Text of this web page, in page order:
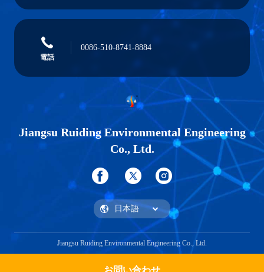
お問い合わせ
電話
0086-510-8741-8884
Jiangsu Ruiding Environmental Engineering
Co., Ltd.
Jiangsu Ruiding Environmental Engineering Co., Ltd.